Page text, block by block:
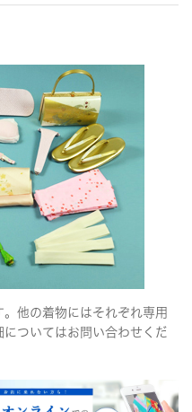
他の着物にはそれぞれ専用
ついてはお問い合わせくだ